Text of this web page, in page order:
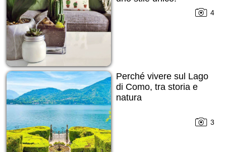
4
Perché vivere sul Lago
di Como, tra storia e
natura
3